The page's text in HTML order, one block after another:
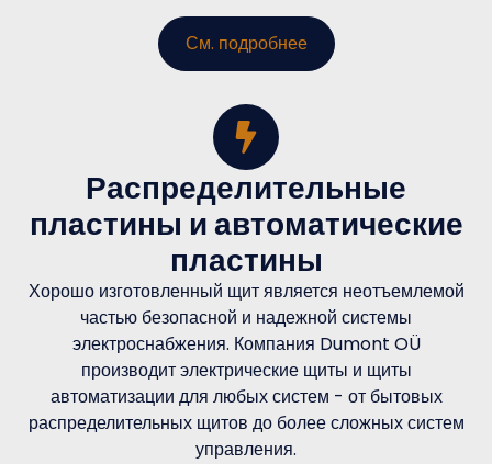
См. подробнее
Распределительные
пластины и автоматические
пластины
Хорошо изготовленный щит является неотъемлемой
частью безопасной и надежной системы
электроснабжения. Компания Dumont OÜ
производит электрические щиты и щиты
автоматизации для любых систем - от бытовых
распределительных щитов до более сложных систем
управления.